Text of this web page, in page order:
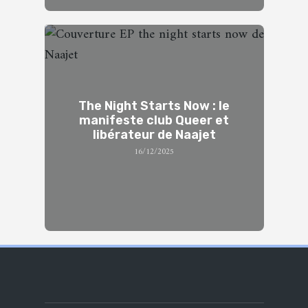
The Night Starts Now : le
manifeste club Queer et
libérateur de Naajet
16/12/2025